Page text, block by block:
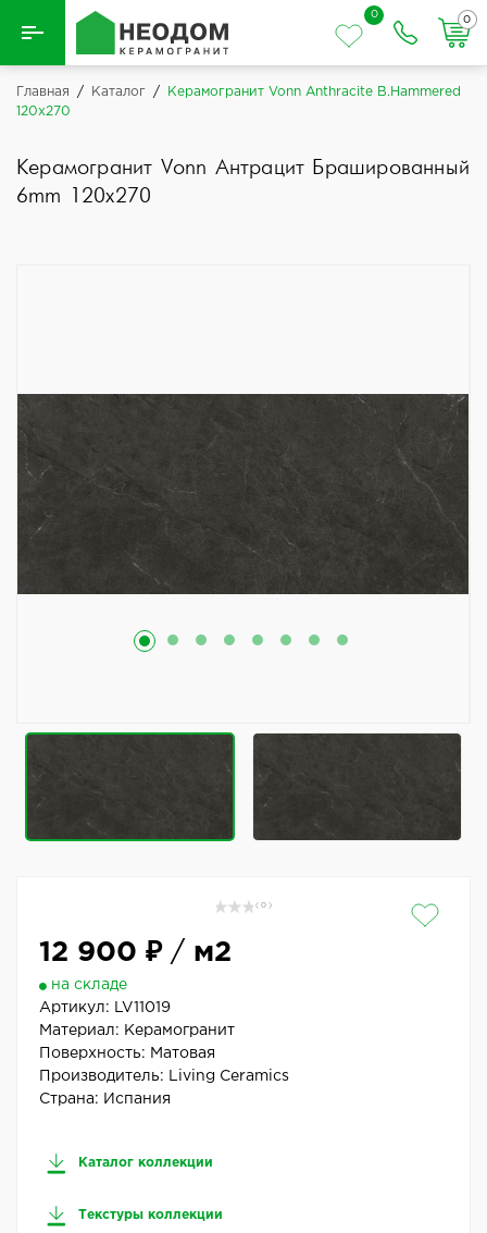
Назад
0
0
Главная / Каталог /
Керамогранит Vonn Anthracite B.Hammered
120x270
Керамогранит Vonn Антрацит Брашированный
6mm 120x270
( 0 )
12 900 ₽/ м2
на складе
Артикул:
LV11019
Материал: Керамогранит
Поверхность: Матовая
Производитель:
Living Ceramics
Страна: Испания
Каталог коллекции
Текстуры коллекции